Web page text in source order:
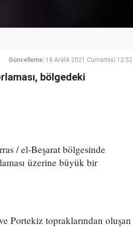
Güncelleme: 18 Aralık 2021 Cumartesi 12:52
bölgedeki
/ el-Beşarat bölgesinde
üzerine büyük bir
Portekiz topraklarından oluşan